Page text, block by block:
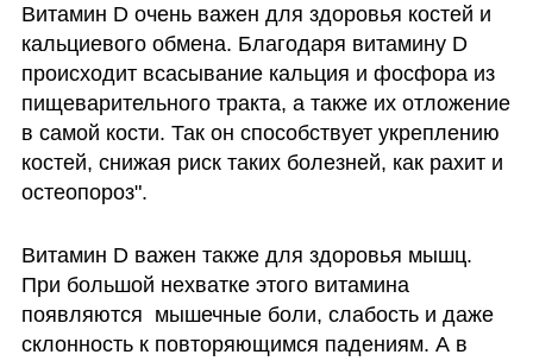
Витамин D очень важен для здоровья костей и
кальциевого обмена. Благодаря витамину D
происходит всасывание кальция и фосфора из
пищеварительного тракта, а также их отложение
в самой кости. Так он способствует укреплению
костей, снижая риск таких болезней, как рахит и
остеопороз".
Витамин D важен также для здоровья мышц.
При большой нехватке этого витамина
появляются  мышечные боли, слабость и даже
склонность к повторяющимся падениям. А в